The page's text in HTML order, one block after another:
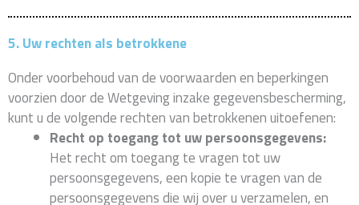
5. Uw rechten als betrokkene
Onder voorbehoud van de voorwaarden en beperkingen
voorzien door de Wetgeving inzake gegevensbescherming,
kunt u de volgende rechten van betrokkenen uitoefenen:
Recht op toegang tot uw persoonsgegevens:
Het recht om toegang te vragen tot uw
persoonsgegevens, een kopie te vragen van de
persoonsgegevens die wij over u verzamelen, en